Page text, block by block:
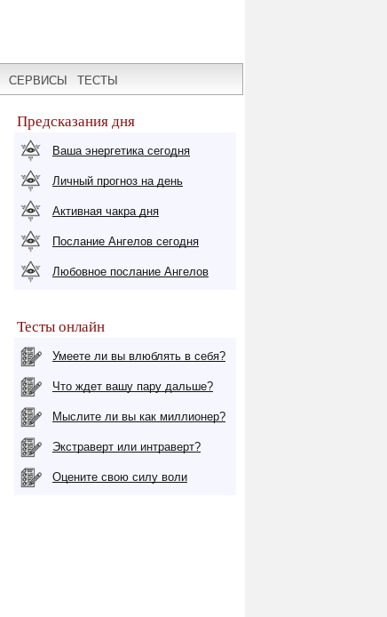
СЕРВИСЫ ТЕСТЫ
Предсказания дня
Ваша энергетика сегодня
Личный прогноз на день
Активная чакра дня
Послание Ангелов сегодня
Любовное послание Ангелов
Тесты онлайн
Умеете ли вы влюблять в себя?
Что ждет вашу пару дальше?
Мыслите ли вы как миллионер?
Экстраверт или интраверт?
Оцените свою силу воли